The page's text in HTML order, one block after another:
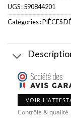
UGS :590844201
Catégories :PIÈCES
VOIR
Contrôle & qualité